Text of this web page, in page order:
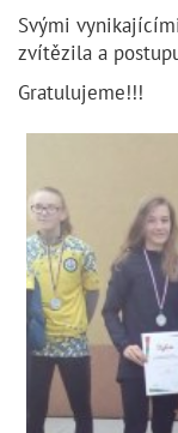
Svými
zvítězila a
Gratulujeme!!!